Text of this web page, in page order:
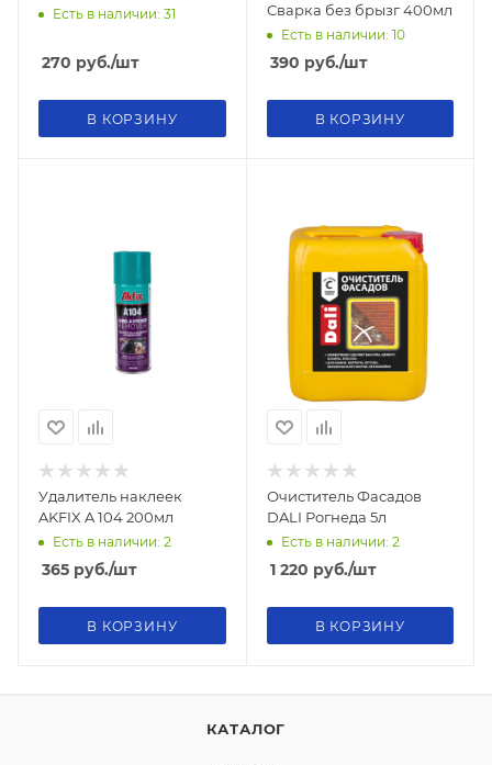
Есть в наличии: 31
270 руб./шт
В КОРЗИНУ
Сварка без брызг 400мл
Есть в наличии: 10
390 руб./шт
В КОРЗИНУ
Удалитель наклеек
AKFIX A 104 200мл
Есть в наличии: 2
365 руб./шт
В КОРЗИНУ
Очиститель Фасадов
DALI Рогнеда 5л
Есть в наличии: 2
1 220 руб./шт
В КОРЗИНУ
КАТАЛОГ